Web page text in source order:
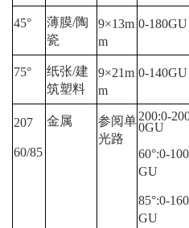
45°
薄膜/陶
瓷
9×13m
m
0-180GU
75°
纸张/建
筑塑料
9×21m
m
0-140GU
207
60/85
金属
参阅单
光路
200:0-
0GU
60°:0-
GU
85°:0-160
GU